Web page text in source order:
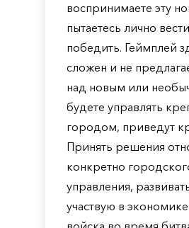
воспринимаете эту
пытаетесь лично
победить. Геймплей
сложен и не
над новым или
будете управлять
городом, приведут
Принять решения
конкретно
управления,
участвую в